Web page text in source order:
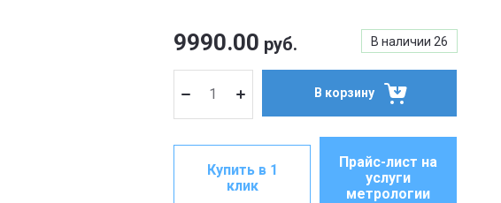
В наличии 26
9990.00 руб.
В корзину
Купить в 1
клик
Прайс-лист на
услуги
метрологии